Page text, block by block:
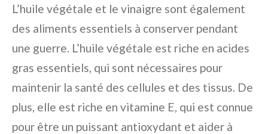
L’huile végétale et le vinaigre sont également
des aliments essentiels à conserver pendant
une guerre. L’huile végétale est riche en acides
gras essentiels, qui sont nécessaires pour
maintenir la santé des cellules et des tissus. De
plus, elle est riche en vitamine E, qui est connue
pour être un puissant antioxydant et aider à